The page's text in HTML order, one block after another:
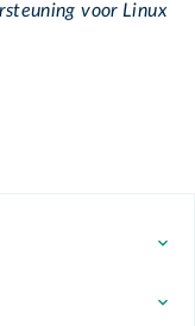
voor Linux